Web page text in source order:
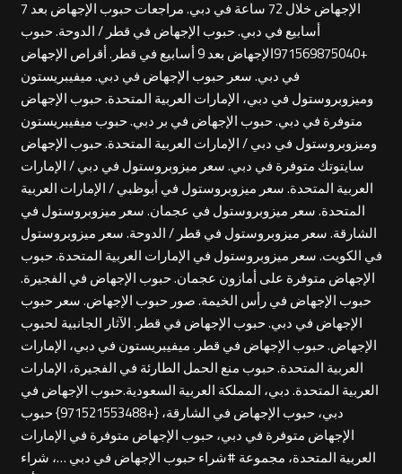
الإجهاض خلال 72 ساعة في دبي. مراجعات حبوب الإجهاض بعد 7
أسابيع في دبي. حبوب الإجهاض في قطر / الدوحة. حبوب
+971569875040الإجهاض بعد 9 أسابيع في قطر. أقراص الإجهاض
في دبي. سعر حبوب الإجهاض في دبي. ميفيبريستون
وميزوبروستول في دبي، الإمارات العربية المتحدة. حبوب الإجهاض
متوفرة في دبي. حبوب الإجهاض في بر دبي. حبوب ميفيبريستون
وميزوبروستول في دبي / الإمارات العربية المتحدة. حبوب الإجهاض
سايتوتك متوفرة في دبي. سعر ميزوبروستول في دبي / الإمارات
العربية المتحدة. سعر ميزوبروستول في أبوظبي / الإمارات العربية
المتحدة. سعر ميزوبروستول في عجمان. سعر ميزوبروستول في
الشارقة. سعر ميزوبروستول في قطر / الدوحة. سعر ميزوبروستول
في الكويت. سعر ميزوبروستول في الإمارات العربية المتحدة. حبوب
الإجهاض متوفرة على أمازون عجمان. حبوب الإجهاض في الفجيرة.
حبوب الإجهاض في رأس الخيمة. صور حبوب الإجهاض. سعر حبوب
الإجهاض في دبي. حبوب الإجهاض في قطر. الآثار الجانبية لحبوب
الإجهاض. حبوب الإجهاض في قطر. ميفيبريستون في دبي، الإمارات
العربية المتحدة. حبوب منع الحمل الطارئة في الفجيرة، الإمارات
العربية المتحدة. دبي، المملكة العربية السعودية.حبوب الإجهاض في
دبي، حبوب الإجهاض في الشارقة، {+971521553488} حبوب
الإجهاض متوفرة في دبي، حبوب الإجهاض متوفرة في الإمارات
العربية المتحدة، مجموعة #شراء حبوب الإجهاض في دبي …، شراء